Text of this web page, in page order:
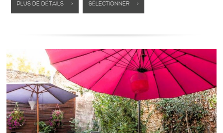
PLUS DE DÉTAILS > SÉLECTIONNER >